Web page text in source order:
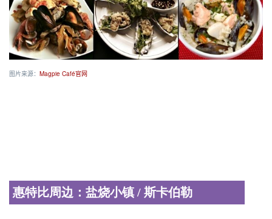
图片来源： Magpie Café官网
惠特比周边：盐烧小镇 / 斯卡伯勒